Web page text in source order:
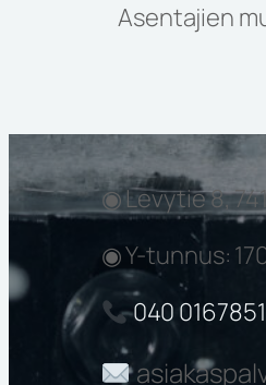
Asentajien
◉ Levytie 8,
◉ Y-tunnus:
040